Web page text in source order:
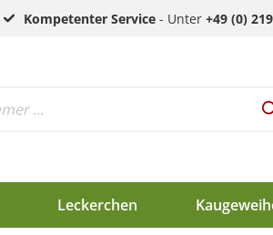
Kompetenter Service- Unter +49 (0)
Leckerchen